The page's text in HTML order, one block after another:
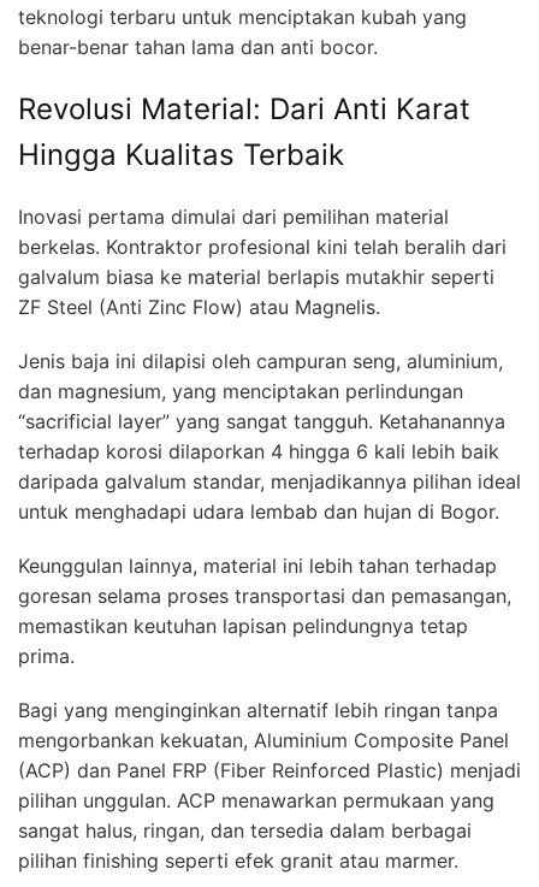
teknologi terbaru untuk menciptakan kubah yang
benar-benar tahan lama dan anti bocor.
Revolusi Material: Dari Anti Karat
Hingga Kualitas Terbaik
Inovasi pertama dimulai dari pemilihan material
berkelas. Kontraktor profesional kini telah beralih dari
galvalum biasa ke material berlapis mutakhir seperti
ZF Steel (Anti Zinc Flow) atau Magnelis.
Jenis baja ini dilapisi oleh campuran seng, aluminium,
dan magnesium, yang menciptakan perlindungan
“sacrificial layer” yang sangat tangguh. Ketahanannya
terhadap korosi dilaporkan 4 hingga 6 kali lebih baik
daripada galvalum standar, menjadikannya pilihan ideal
untuk menghadapi udara lembab dan hujan di Bogor.
Keunggulan lainnya, material ini lebih tahan terhadap
goresan selama proses transportasi dan pemasangan,
memastikan keutuhan lapisan pelindungnya tetap
prima.
Bagi yang menginginkan alternatif lebih ringan tanpa
mengorbankan kekuatan, Aluminium Composite Panel
(ACP) dan Panel FRP (Fiber Reinforced Plastic) menjadi
pilihan unggulan. ACP menawarkan permukaan yang
sangat halus, ringan, dan tersedia dalam berbagai
pilihan finishing seperti efek granit atau marmer.